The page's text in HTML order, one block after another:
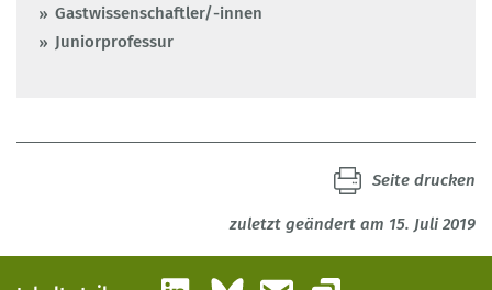
Gastwissenschaftler/-innen
Juniorprofessur
zuletzt geändert am 15. Juli 2019
Seite drucken
LinkedInBlueskyE-Mail